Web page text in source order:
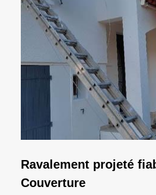
Ravalement projeté
Couverture